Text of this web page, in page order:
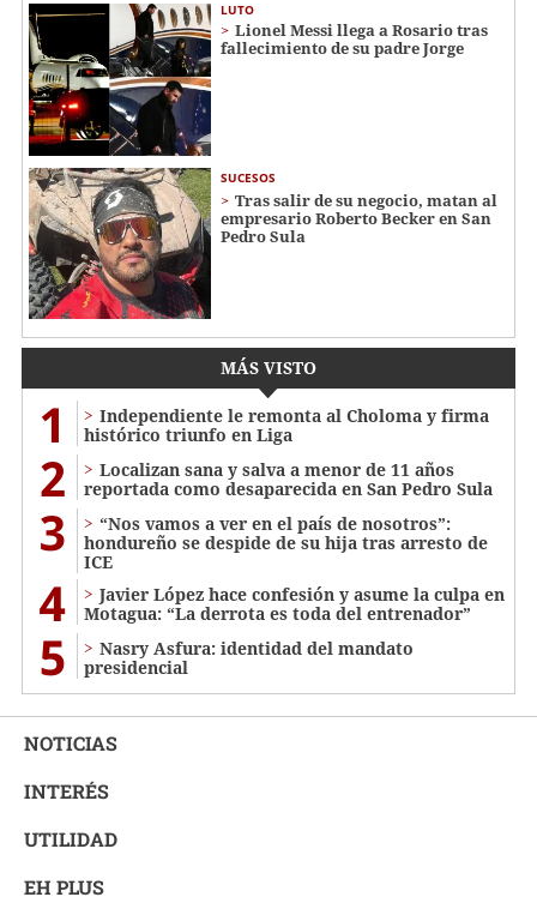
LUTO
Lionel Messi llega a Rosario tras
fallecimiento de su padre Jorge
SUCESOS
Tras salir de su negocio, matan al
empresario Roberto Becker en San
Pedro Sula
MÁS VISTO
1
Independiente le remonta al Choloma y firma
histórico triunfo en Liga
2
Localizan sana y salva a menor de 11 años
reportada como desaparecida en San Pedro Sula
3
“Nos vamos a ver en el país de nosotros”:
hondureño se despide de su hija tras arresto de
ICE
4
Javier López hace confesión y asume la culpa en
Motagua: “La derrota es toda del entrenador”
5
Nasry Asfura: identidad del mandato
presidencial
NOTICIAS
INTERÉS
UTILIDAD
EH PLUS